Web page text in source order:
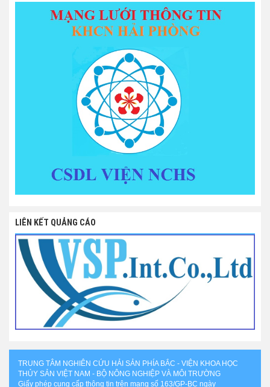
LIÊN KẾT QUẢNG CÁO
TRUNG TÂM NGHIÊN CỨU HẢI SẢN PHÍA BẮC - VIỆN KHOA HỌC
THỦY SẢN VIỆT NAM - BỘ NÔNG NGHIỆP VÀ MÔI TRƯỜNG
Giấy phép cung cấp thông tin trên mạng số 163/GP-BC ngày